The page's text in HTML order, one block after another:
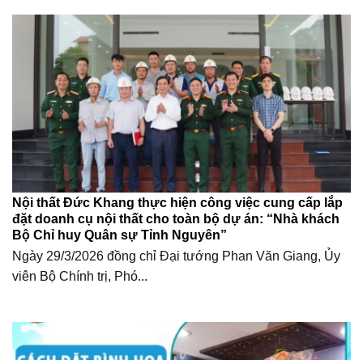
Nội thất Đức Khang thực hiện công việc cung cấp lắp
đặt doanh cụ nội thất cho toàn bộ dự án: “Nhà khách
Bộ Chỉ huy Quân sự Tỉnh Nguyên”
Ngày 29/3/2026 đồng chỉ Đại tướng Phan Văn Giang, Ủy
viên Bộ Chính trị, Phó...